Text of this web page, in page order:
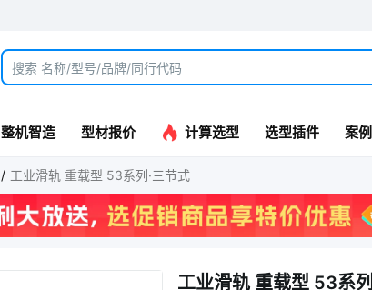
整机智造 型材报价 计算选型 选型插件 案
工业滑轨 重载型 53系列·三节式
工业滑轨 重载型 53系